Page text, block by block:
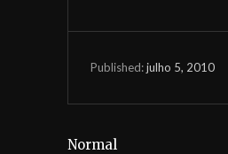
Published:julho 5, 2010
Normal